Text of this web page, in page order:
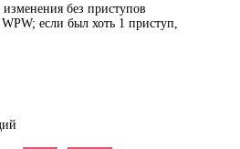
без приступов
если был хоть 1 приступ,